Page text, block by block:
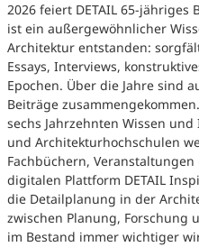
2026 feiert DETAIL 65-jähriges
ist ein außergewöhnlicher
Architektur entstanden:
Essays, Interviews,
Epochen. Über die Jahre sind
Beiträge
sechs Jahrzehnten Wissen
und Architekturhochschulen
Fachbüchern,
digitalen Plattform DETAIL
die Detailplanung in der
zwischen Planung, Forschung
im Bestand immer wichtiger